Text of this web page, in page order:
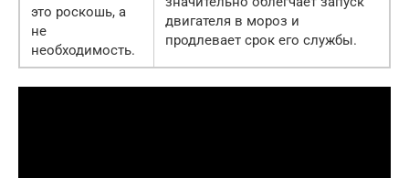
это роскошь, а
не
необходимость.
двигателя в мороз и
продлевает срок его службы.